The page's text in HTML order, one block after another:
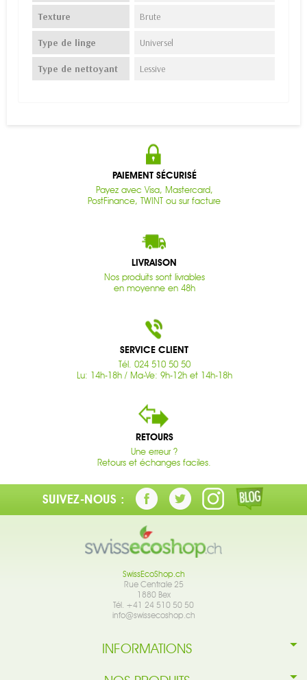
Texture Brute
Type de linge Universel
Type de nettoyant Lessive
PAIEMENT SÉCURISÉ
Payez avec Visa, Mastercard,
PostFinance, TWINT ou sur facture
LIVRAISON
Nos produits sont livrables
en moyenne en 48h
SERVICE CLIENT
Tél. 024 510 50 50
Lu: 14h-18h / Ma-Ve: 9h-12h et 14h-18h
RETOURS
Une erreur ?
Retours et échanges faciles.
SUIVEZ-NOUS :
SwissEcoShop.ch
Rue Centrale 25
1880 Bex
Tél. +41 24 510 50 50
info@swissecoshop.ch
INFORMATIONS